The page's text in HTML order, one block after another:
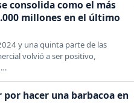
consolida como el más
millones en el último
y una quinta parte de las
volvió a ser positivo,
hacer una barbacoa en